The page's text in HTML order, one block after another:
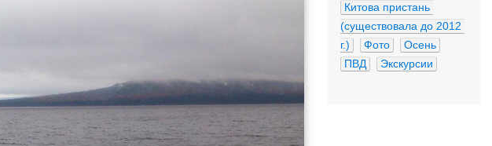
Китова пристань
(существовала до 2012
г.)
Фото
Осень
ПВД
Экскурсии